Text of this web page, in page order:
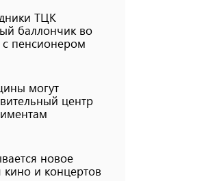
ТЦК
баллончик во
пенсионером
могут
центр
новое
кино и концертов